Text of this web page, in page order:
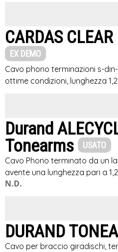
CARDAS
EX DEMO
Cavo phono terminazioni s-
ottime condizioni, lunghezza
Durand
Tonearms
USATO
Cavo Phono terminato da un
avente una lunghezza pari a
N.D.
DURAND
Cavo per braccio giradischi,